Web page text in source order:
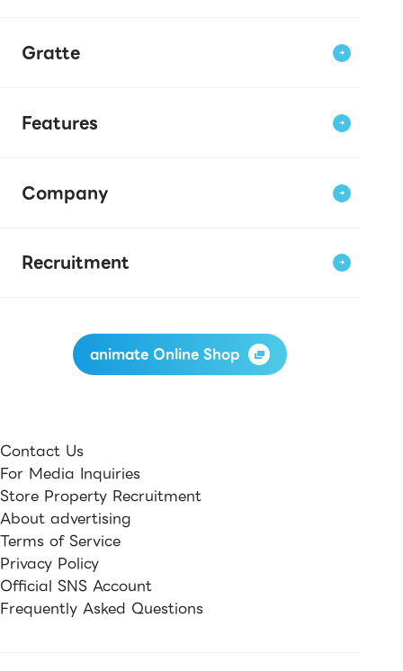
Gratte
Features
Company
Recruitment
animate Online Shop
Contact Us
For Media Inquiries
Store Property Recruitment
About advertising
Terms of Service
Privacy Policy
Official SNS Account
Frequently Asked Questions